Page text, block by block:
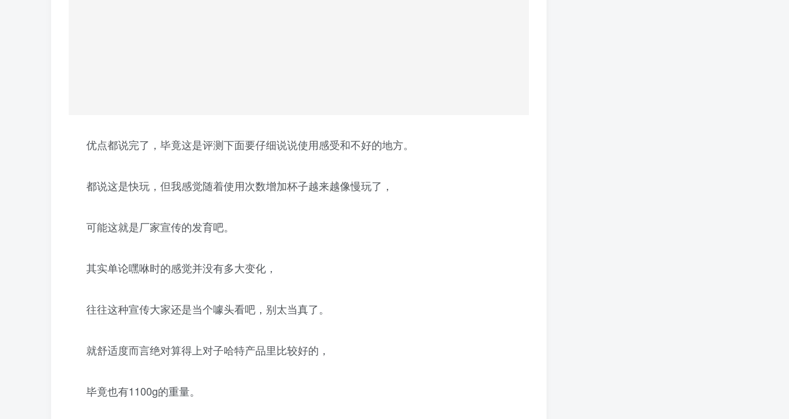
优点都说完了，毕竟这是评测下面要仔细说说使用感受和不好的地方。
都说这是快玩，但我感觉随着使用次数增加杯子越来越像慢玩了，
可能这就是厂家宣传的发育吧。
其实单论嘿咻时的感觉并没有多大变化，
往往这种宣传大家还是当个噱头看吧，别太当真了。
就舒适度而言绝对算得上对子哈特产品里比较好的，
毕竟也有1100g的重量。